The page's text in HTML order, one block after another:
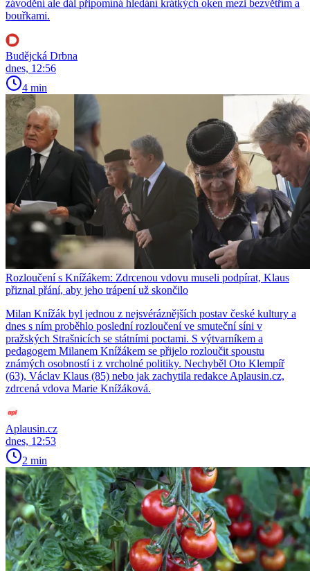
závodění ale dál připomíná hledání krátkých oken mezi bezvětřím a
bouřkami.
Budějcká Drbna
dnes, 12:56
4 min
Rozloučení s Knížákem: Zdrcenou vdovu museli podpírat, Klaus
přiznal přání, aby jeho trápení už skončilo
Milan Knížák byl jednou z nejsvéráznějších postav české kultury a
dnes s ním proběhlo poslední rozloučení ve smuteční síni v
pražských Strašnicích se státními poctami. S výtvarníkem a
pedagogem Milanem Knížákem se přijelo rozloučit spoustu
známých osobností i z vrcholné politiky. Nechyběl Oto Klempíř
(63), Václav Klaus (85) nebo jak zachytila redakce Aplausin.cz,
zdrcená vdova Marie Knížáková.
Aplausin.cz
dnes, 12:53
2 min